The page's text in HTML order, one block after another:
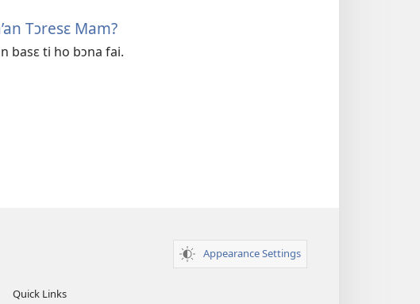
Tɔresɛ Mam?
basɛ ti ho bɔna fai.
Appearance Settings
Quick Links